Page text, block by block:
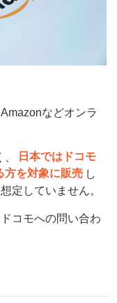
などオンラ
日本ではドコモ
方を対象に販売 し
定していません。
コモへの問い合わ